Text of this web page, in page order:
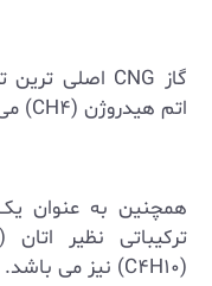
گاز CNG اصلی‌ ترین
اتم هیدروژن (CH۴)
همچنین به عنوان
ترکیباتی نظیر اتان (
(C۴H۱۰) نیز می ‌باشد.